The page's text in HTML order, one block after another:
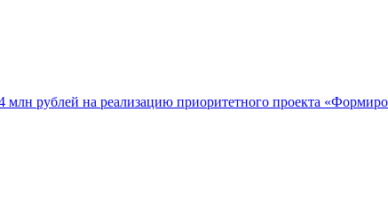
рублей на реализацию приоритетного проекта